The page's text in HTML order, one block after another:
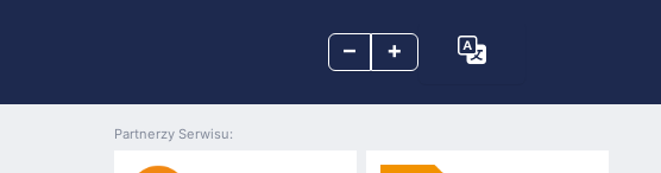
– +
Partnerzy Serwisu: